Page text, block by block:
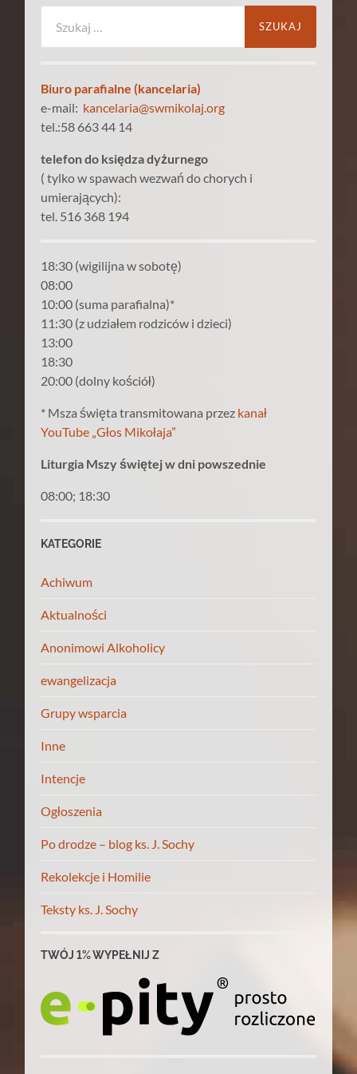
Biuro parafialne (kancelaria)
e-mail: kancelaria@swmikolaj.org
tel.:58 663 44 14
telefon do księdza dyżurnego
( tylko w spawach wezwań do chorych i
umierających):
tel. 516 368 194
18:30 (wigilijna w sobotę)
08:00
10:00 (suma parafialna)*
11:30 (z udziałem rodziców i dzieci)
13:00
18:30
20:00 (dolny kościół)
* Msza święta transmitowana przez kanał
YouTube „Głos Mikołaja”
Liturgia Mszy świętej w dni powszednie
08:00; 18:30
KATEGORIE
Achiwum
Aktualności
Anonimowi Alkoholicy
ewangelizacja
Grupy wsparcia
Inne
Intencje
Ogłoszenia
Po drodze – blog ks. J. Sochy
Rekolekcje i Homilie
Teksty ks. J. Sochy
TWÓJ 1% WYPEŁNIJ Z